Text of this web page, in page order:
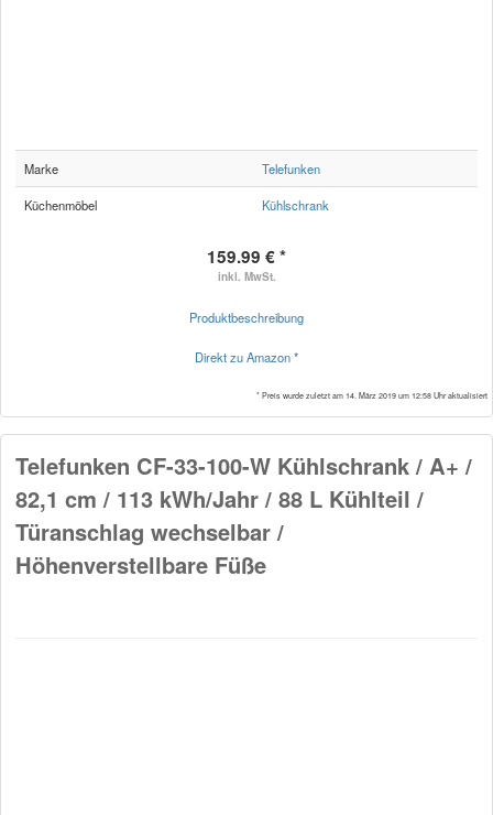
Marke Telefunken
Küchenmöbel Kühlschrank
159.99 € *
inkl. MwSt.
Produktbeschreibung
Direkt zu Amazon *
* Preis wurde zuletzt am 14. März 2019 um 12:58 Uhr aktualisiert
Telefunken CF-33-100-W Kühlschrank / A+ /
82,1 cm / 113 kWh/Jahr / 88 L Kühlteil /
Türanschlag wechselbar /
Höhenverstellbare Füße